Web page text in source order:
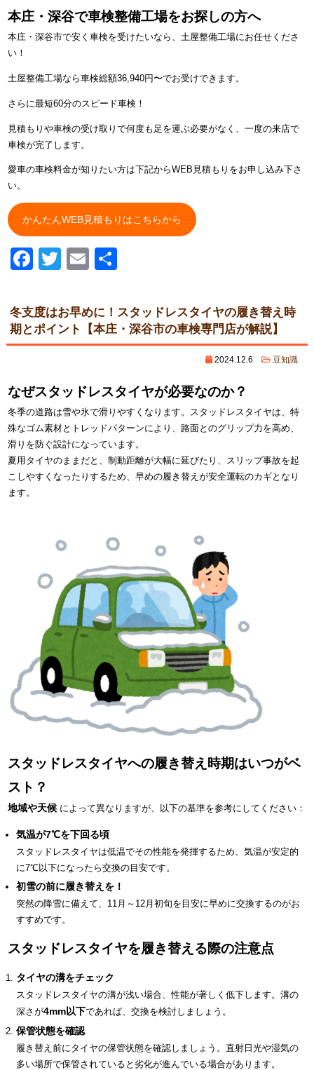
本庄・深谷で車検整備工場をお探しの方へ
本庄・深谷市で安く車検を受けたいなら、土屋整備工場にお任せくださ
い！
土屋整備工場なら車検総額36,940円〜でお受けできます。
さらに最短60分のスピード車検！
見積もりや車検の受け取りで何度も足を運ぶ必要がなく、一度の来店で
車検が完了します。
愛車の車検料金が知りたい方は下記からWEB見積もりをお申し込み下さ
い。
かんたんWEB見積もりはこちらから
Facebook
TwitterEmail
冬支度はお早めに！スタッドレスタイヤの履き替え時
期とポイント【本庄・深谷市の車検専門店が解説】
2024.12.6 豆知識
なぜスタッドレスタイヤが必要なのか？
冬季の道路は雪や氷で滑りやすくなります。スタッドレスタイヤは、特
殊なゴム素材とトレッドパターンにより、路面とのグリップ力を高め、
滑りを防ぐ設計になっています。
夏用タイヤのままだと、制動距離が大幅に延びたり、スリップ事故を起
こしやすくなったりするため、早めの履き替えが安全運転のカギとなり
ます。
スタッドレスタイヤへの履き替え時期はいつがベ
スト？
地域や天候によって異なりますが、以下の基準を参考にしてください：
気温が7℃を下回る頃
スタッドレスタイヤは低温でその性能を発揮するため、気温が安定的
に7℃以下になったら交換の目安です。
初雪の前に履き替えを！
突然の降雪に備えて、11月～12月初旬を目安に早めに交換するのがお
すすめです。
スタッドレスタイヤを履き替える際の注意点
タイヤの溝をチェック
スタッドレスタイヤの溝が浅い場合、性能が著しく低下します。溝の
深さが4mm以下であれば、交換を検討しましょう。
保管状態を確認
履き替え前にタイヤの保管状態を確認しましょう。直射日光や湿気の
多い場所で保管されていると劣化が進んでいる場合があります。